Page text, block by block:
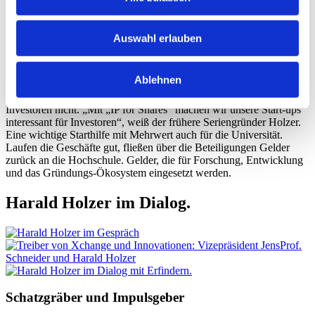
Auswahl erlauben
Ablehnen
darauf, dass die IP in einer späteren Phase nicht in anderen Händen
ist. Sie wollen, dass Patente beim Unternehmen liegen.“ Bisher
mussten Gründer geistiges Eigentum, das an der Universität
während Forschungsprojekten oder Doktorarbeiten entstanden ist,
Start-up aufbauen wollten. Alternativ könnten sie zwar auch eine
zeitlich begrenzte Lizenz für Patente erwerben. Das wollen aber die
Investoren nicht. „Mit „IP for Shares“ machen wir unsere Start-ups
interessant für Investoren“, weiß der frühere Seriengründer Holzer.
Eine wichtige Starthilfe mit Mehrwert auch für die Universität.
Laufen die Geschäfte gut, fließen über die Beteiligungen Gelder
zurück an die Hochschule. Gelder, die für Forschung, Entwicklung
und das Gründungs-Ökosystem eingesetzt werden.
Harald Holzer im Dialog.
Schatzgräber und Impulsgeber